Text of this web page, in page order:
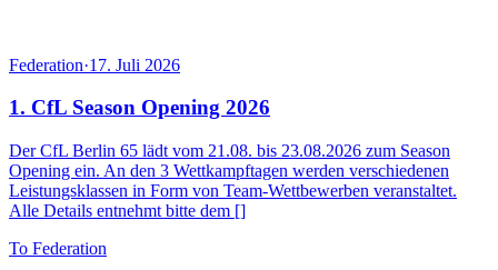
Federation·17. Juli 2026
1. CfL Season Opening 2026
Der CfL Berlin 65 lädt vom 21.08. bis 23.08.2026 zum Season
Opening ein. An den 3 Wettkampftagen werden verschiedenen
Leistungsklassen in Form von Team-Wettbewerben veranstaltet.
Alle Details entnehmt bitte dem []
To Federation